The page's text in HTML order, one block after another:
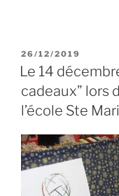
PUBLIÉ
LE
26/12/2019
Le 14
cadeaux” lors
l’école Ste